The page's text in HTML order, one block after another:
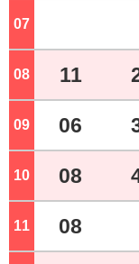
07
08 11
09 06
10 08
11 08